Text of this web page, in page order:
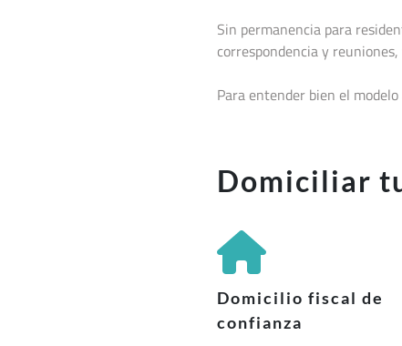
Sin permanencia para
correspondencia y
Para entender bien el
Domiciliar
Domicilio fiscal de
confianza